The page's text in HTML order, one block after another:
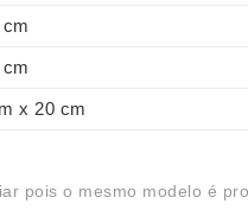
x 20 cm
pois o mesmo modelo é